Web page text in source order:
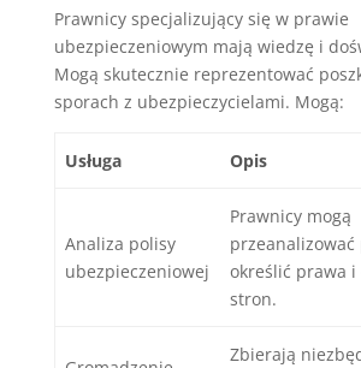
Prawnicy specjalizujący się w prawie
ubezpieczeniowym mają wiedzę i
Mogą skutecznie reprezentować
sporach z ubezpieczycielami. Mogą:
Usługa Opis
Analiza polisy
ubezpieczeniowej
Prawnicy mogą
przeanalizować
określić prawa i
stron.
Zbierają